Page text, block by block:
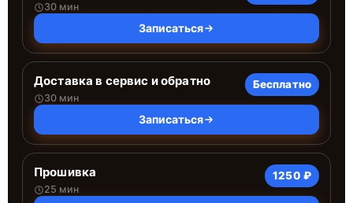
30 мин
Записаться
Доставка в сервис и обратно
30 мин
Бесплатно
Записаться
Прошивка
25 мин
1250 ₽